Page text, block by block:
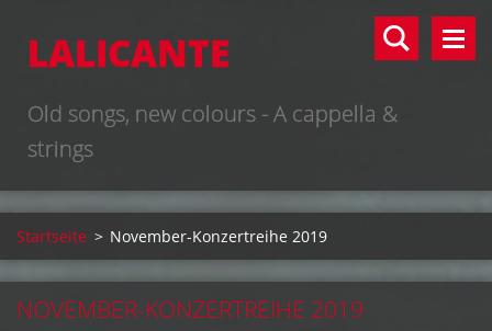
LALICANTE
Old songs, new colours - A cappella &
strings
Startseite > November-Konzertreihe 2019
NOVEMBER-KONZERTREIHE 2019